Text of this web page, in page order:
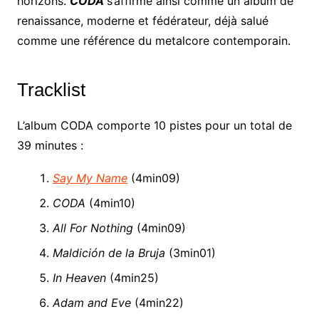
renaissance, moderne et fédérateur, déjà salué
comme une référence du metalcore contemporain.
Tracklist
L’album CODA comporte 10 pistes pour un total de
39 minutes :
Say My Name(4min09)
CODA (4min10)
All For Nothing(4min09)
Maldición de la Bruja (3min01)
In Heaven(4min25)
Adam and Eve(4min22)